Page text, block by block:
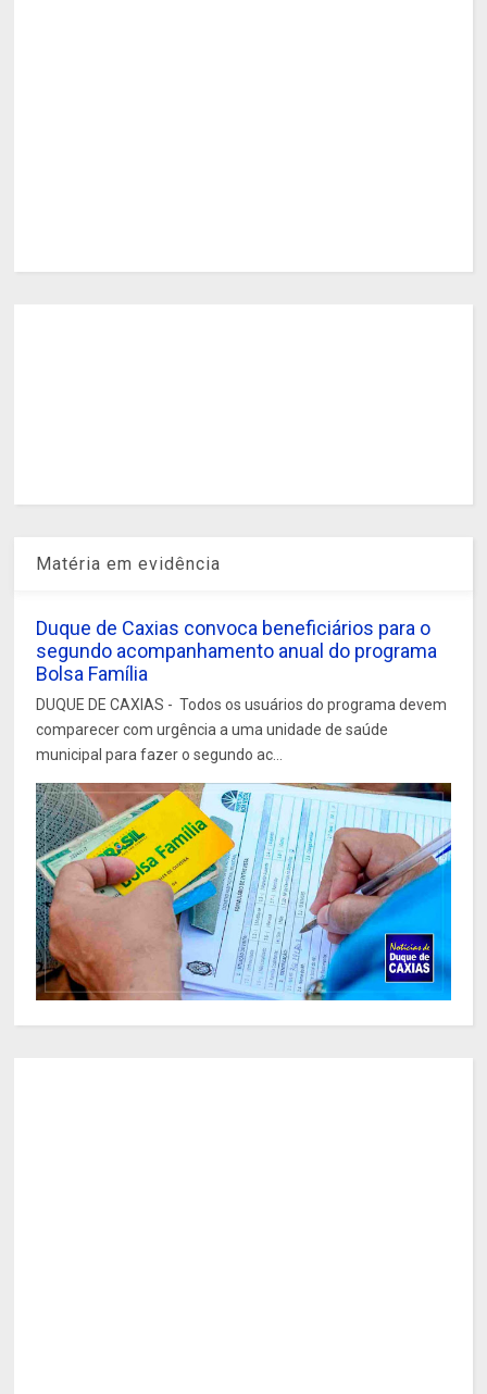
Matéria em evidência
Duque de Caxias convoca beneficiários para o
segundo acompanhamento anual do programa
Bolsa Família
DUQUE DE CAXIAS - Todos os usuários do programa devem
comparecer com urgência a uma unidade de saúde
municipal para fazer o segundo ac...